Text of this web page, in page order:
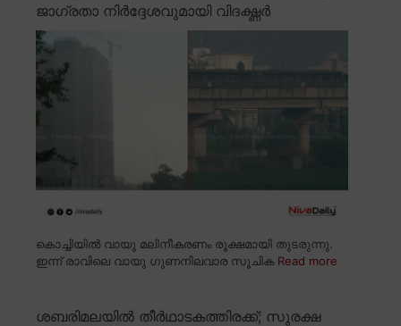
ജാഗ്രതാ നിർദ്ദേശവുമായി വിദഗ്ദ്ധർ
കൊച്ചിയിൽ വായു മലിനീകരണം രൂക്ഷമായി തുടരുന്നു.
ഇന്ന് രാവിലെ വായു ഗുണനിലവാര സൂചിക Read more
ശബരിമലയിൽ തീർഥാടകത്തിരക്ക്; സുരക്ഷ